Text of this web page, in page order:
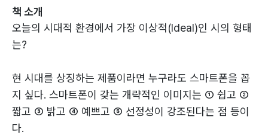
책 소개
오늘의 시대적 환경에서 가장 이상적(Ideal)인 시의 형태
는?
현 시대를 상징하는 제품이라면 누구라도 스마트폰을 꼽
지 싶다. 스마트폰이 갖는 개략적인 이미지는 ① 쉽고 ②
짧고 ③ 밝고 ④ 예쁘고 ⑤ 선정성이 강조된다는 점 등이
다.